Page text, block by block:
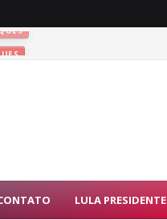
LULA PRESIDENTE